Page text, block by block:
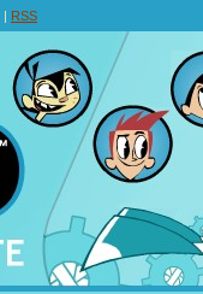
| RSS